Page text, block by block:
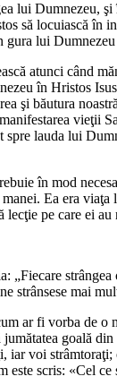
lui Dumnezeu,
să locuiască în
lui
atunci când
în Hristos
şi băutura
vieţii
lauda lui
în mod
Ea era
lecţie pe care ei
„Fiecare
strânsese mai
ar fi vorba de
goală
iar voi
este scris: «Cel